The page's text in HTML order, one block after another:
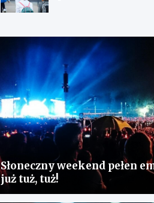
Słoneczny weekend pełen
już tuż, tuż!